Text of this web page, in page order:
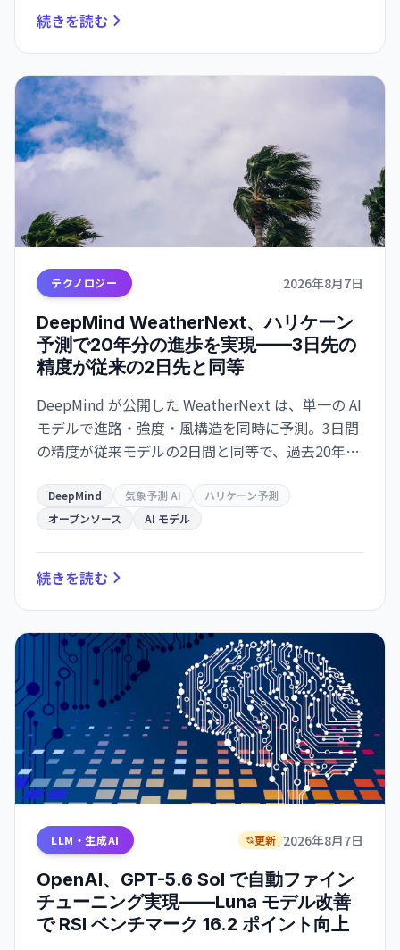
続きを読む
テクノロジー 2026年8月7日
DeepMind WeatherNext、ハリケーン
予測で20年分の進歩を実現——3日先の
精度が従来の2日先と同等
DeepMind が公開した WeatherNext は、単一の AI
モデルで進路・強度・風構造を同時に予測。3日間
の精度が従来モデルの2日間と同等で、過去20年の
た。GitHub でオープンソース化。
DeepMind 気象予測 AI
ハリケーン予測
オープンソース
AI モデル
続きを読む
LLM・生成AI 更新 2026年8月7日
OpenAI、GPT-5.6 Sol で自動ファイン
チューニング実現——Luna モデル改善
で RSI ベンチマーク 16.2 ポイント向上